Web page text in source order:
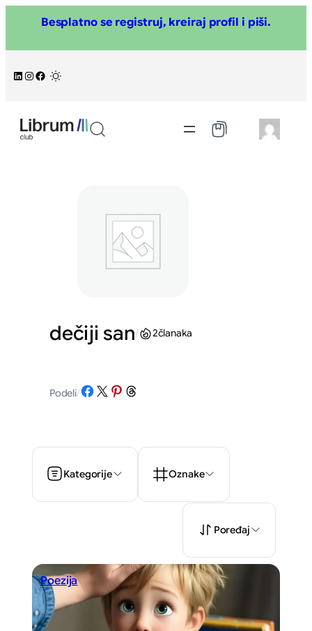
sadržaj
Besplatno se registruj, kreiraj profil i piši.
LinkedIn
Instagram
Facebook
dečiji san/ 2članaka
Podeli/Share on Facebook
Share on X Share on Pinterest
Share on Threads
Kategorije Oznake
Poređaj
Poezija